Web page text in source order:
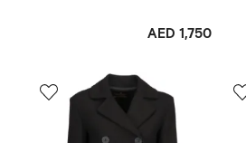
AED 1,750